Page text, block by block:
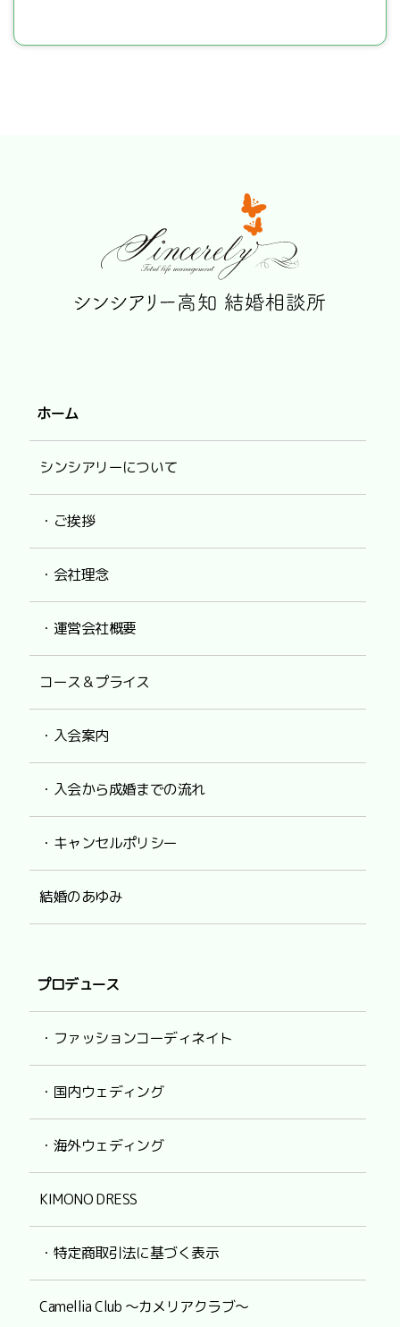
ホーム
シンシアリーについて
・ご挨拶
・会社理念
・運営会社概要
コース＆プライス
・入会案内
・入会から成婚までの流れ
・キャンセルポリシー
結婚のあゆみ
プロデュース
・ファッションコーディネイト
・国内ウェディング
・海外ウェディング
KIMONO DRESS
・特定商取引法に基づく表示
Camellia Club ～カメリアクラブ～